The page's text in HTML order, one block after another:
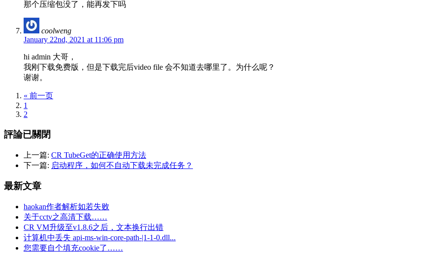
那个压缩包没了，能再发下吗
coolweng
January 22nd, 2021 at 11:06 pm
hi admin 大哥，
我刚下载免费版，但是下载完后video file 会不知道去哪里了。为什么呢？
谢谢。
« 前一页
1
2
評論已關閉
上一篇: CR TubeGet的正确使用方法
下一篇: 启动程序，如何不自动下载未完成任务？
最新文章
haokan作者解析如若失败
关于cctv之高清下载……
CR VM升级至v1.8.6之后，文本换行出错
计算机中丢失 api-ms-win-core-path-|1-1-0.dll...
您需要自个填充cookie了……